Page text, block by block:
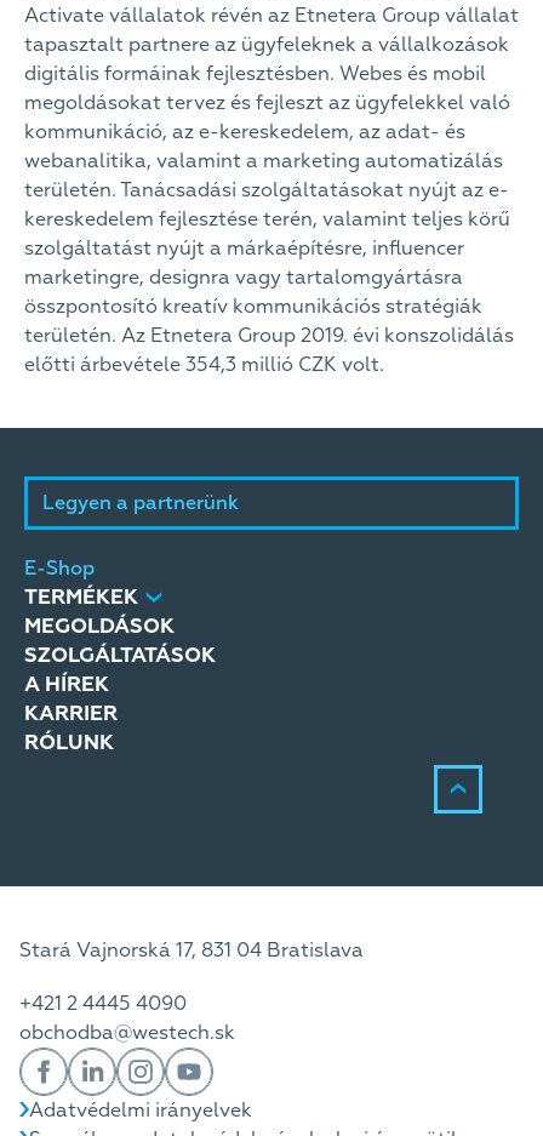
Activate vállalatok révén az Etnetera Group vállalat
tapasztalt partnere az ügyfeleknek a vállalkozások
digitális formáinak fejlesztésben. Webes és mobil
megoldásokat tervez és fejleszt az ügyfelekkel való
kommunikáció, az e-kereskedelem, az adat- és
webanalitika, valamint a marketing automatizálás
területén. Tanácsadási szolgáltatásokat nyújt az e-
kereskedelem fejlesztése terén, valamint teljes körű
szolgáltatást nyújt a márkaépítésre, influencer
marketingre, designra vagy tartalomgyártásra
összpontosító kreatív kommunikációs stratégiák
területén. Az Etnetera Group 2019. évi konszolidálás
előtti árbevétele 354,3 millió CZK volt.
Legyen a partnerünk
E-Shop
TERMÉKEK
MEGOLDÁSOK
SZOLGÁLTATÁSOK
A HÍREK
KARRIER
RÓLUNK
Stará Vajnorská 17, 831 04 Bratislava
+421 2 4445 4090
obchodba@westech.sk
Adatvédelmi irányelvek